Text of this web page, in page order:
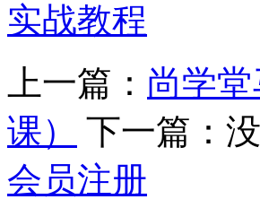
实战教程
上一篇： 尚学
课）
下一篇：
会员注册